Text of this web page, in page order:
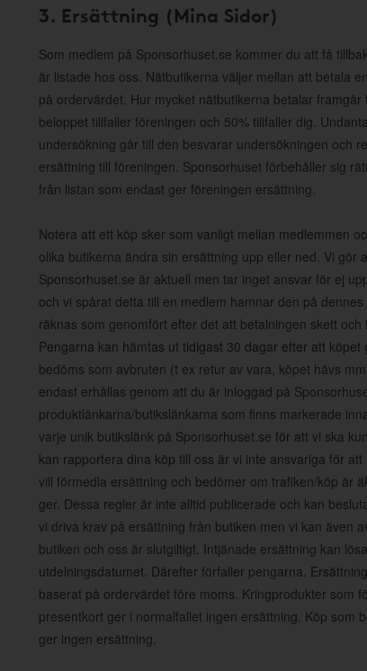
3. Ersättning (Mina Sidor)
Som medlem på Sponsorhuset.se kommer du att få
är listade hos oss. Nätbutikerna väljer mellan att betala
på ordervärdet. Hur mycket nätbutikerna betalar
beloppet tillfaller föreningen och 50% tillfaller dig.
undersökning går till den besvarar undersökningen och
ersättning till föreningen. Sponsorhuset förbehåller sig
från listan som endast ger föreningen ersättning.
Notera att ett köp sker som vanligt mellan medlemmen
olika butikerna ändra sin ersättning upp eller ned. Vi gör
Sponsorhuset.se är aktuell men tar inget ansvar för ej
och vi spårat detta till en medlem hamnar den på
räknas som genomfört efter det att betalningen skett
Pengarna kan hämtas ut tidigast 30 dagar efter att
bedöms som avbruten (t ex retur av vara, köpet hävs
endast erhållas genom att du är inloggad på
produktlänkarna/butikslänkarna som finns markerade
varje unik butikslänk på Sponsorhuset.se för att vi ska
kan rapportera dina köp till oss är vi inte ansvariga för
vill förmedla ersättning och bedömer om trafiken/köp är
ger. Dessa regler är inte alltid publicerade och kan
vi driva krav på ersättning från butiken men vi kan även
butiken och oss är slutgiltigt. Intjänade ersättning kan
utdelningsdatumet. Därefter förfaller pengarna.
baserat på ordervärdet före moms. Kringprodukter som
presentkort ger i normalfallet ingen ersättning. Köp som
ger ingen ersättning.